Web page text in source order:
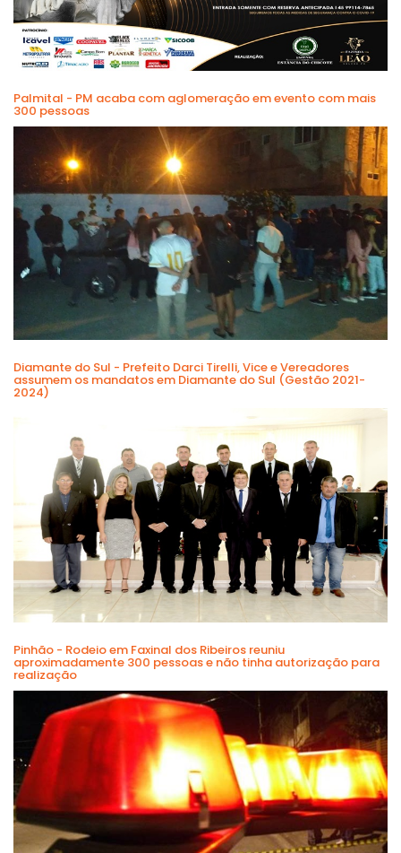
Palmital - PM acaba com aglomeração em evento com mais
300 pessoas
Diamante do Sul - Prefeito Darci Tirelli, Vice e Vereadores
assumem os mandatos em Diamante do Sul (Gestão 2021-
2024)
Pinhão - Rodeio em Faxinal dos Ribeiros reuniu
aproximadamente 300 pessoas e não tinha autorização para
realização